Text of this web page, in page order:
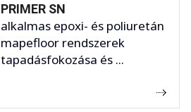
PRIMER SN
alkalmas epoxi- és poliuretán
mapefloor rendszerek
tapadásfokozása és ...